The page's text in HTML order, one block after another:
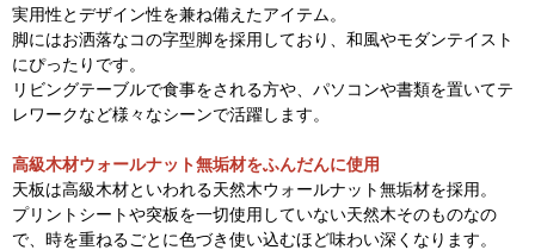
実用性とデザイン性を兼ね備えたアイテム。
脚にはお洒落なコの字型脚を採用しており、和風やモダンテイスト
にぴったりです。
リビングテーブルで食事をされる方や、パソコンや書類を置いてテ
レワークなど様々なシーンで活躍します。
高級木材ウォールナット無垢材をふんだんに使用
天板は高級木材といわれる天然木ウォールナット無垢材を採用。
プリントシートや突板を一切使用していない天然木そのものなの
で、時を重ねるごとに色づき使い込むほど味わい深くなります。